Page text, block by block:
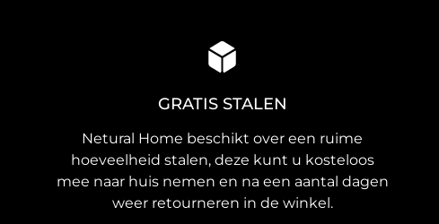
GRATIS STALEN
Netural Home beschikt over een ruime
hoeveelheid stalen, deze kunt u kosteloos
mee naar huis nemen en na een aantal dagen
weer retourneren in de winkel.